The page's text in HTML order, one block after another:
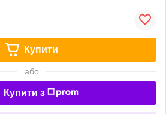
Купити
або
Купити з